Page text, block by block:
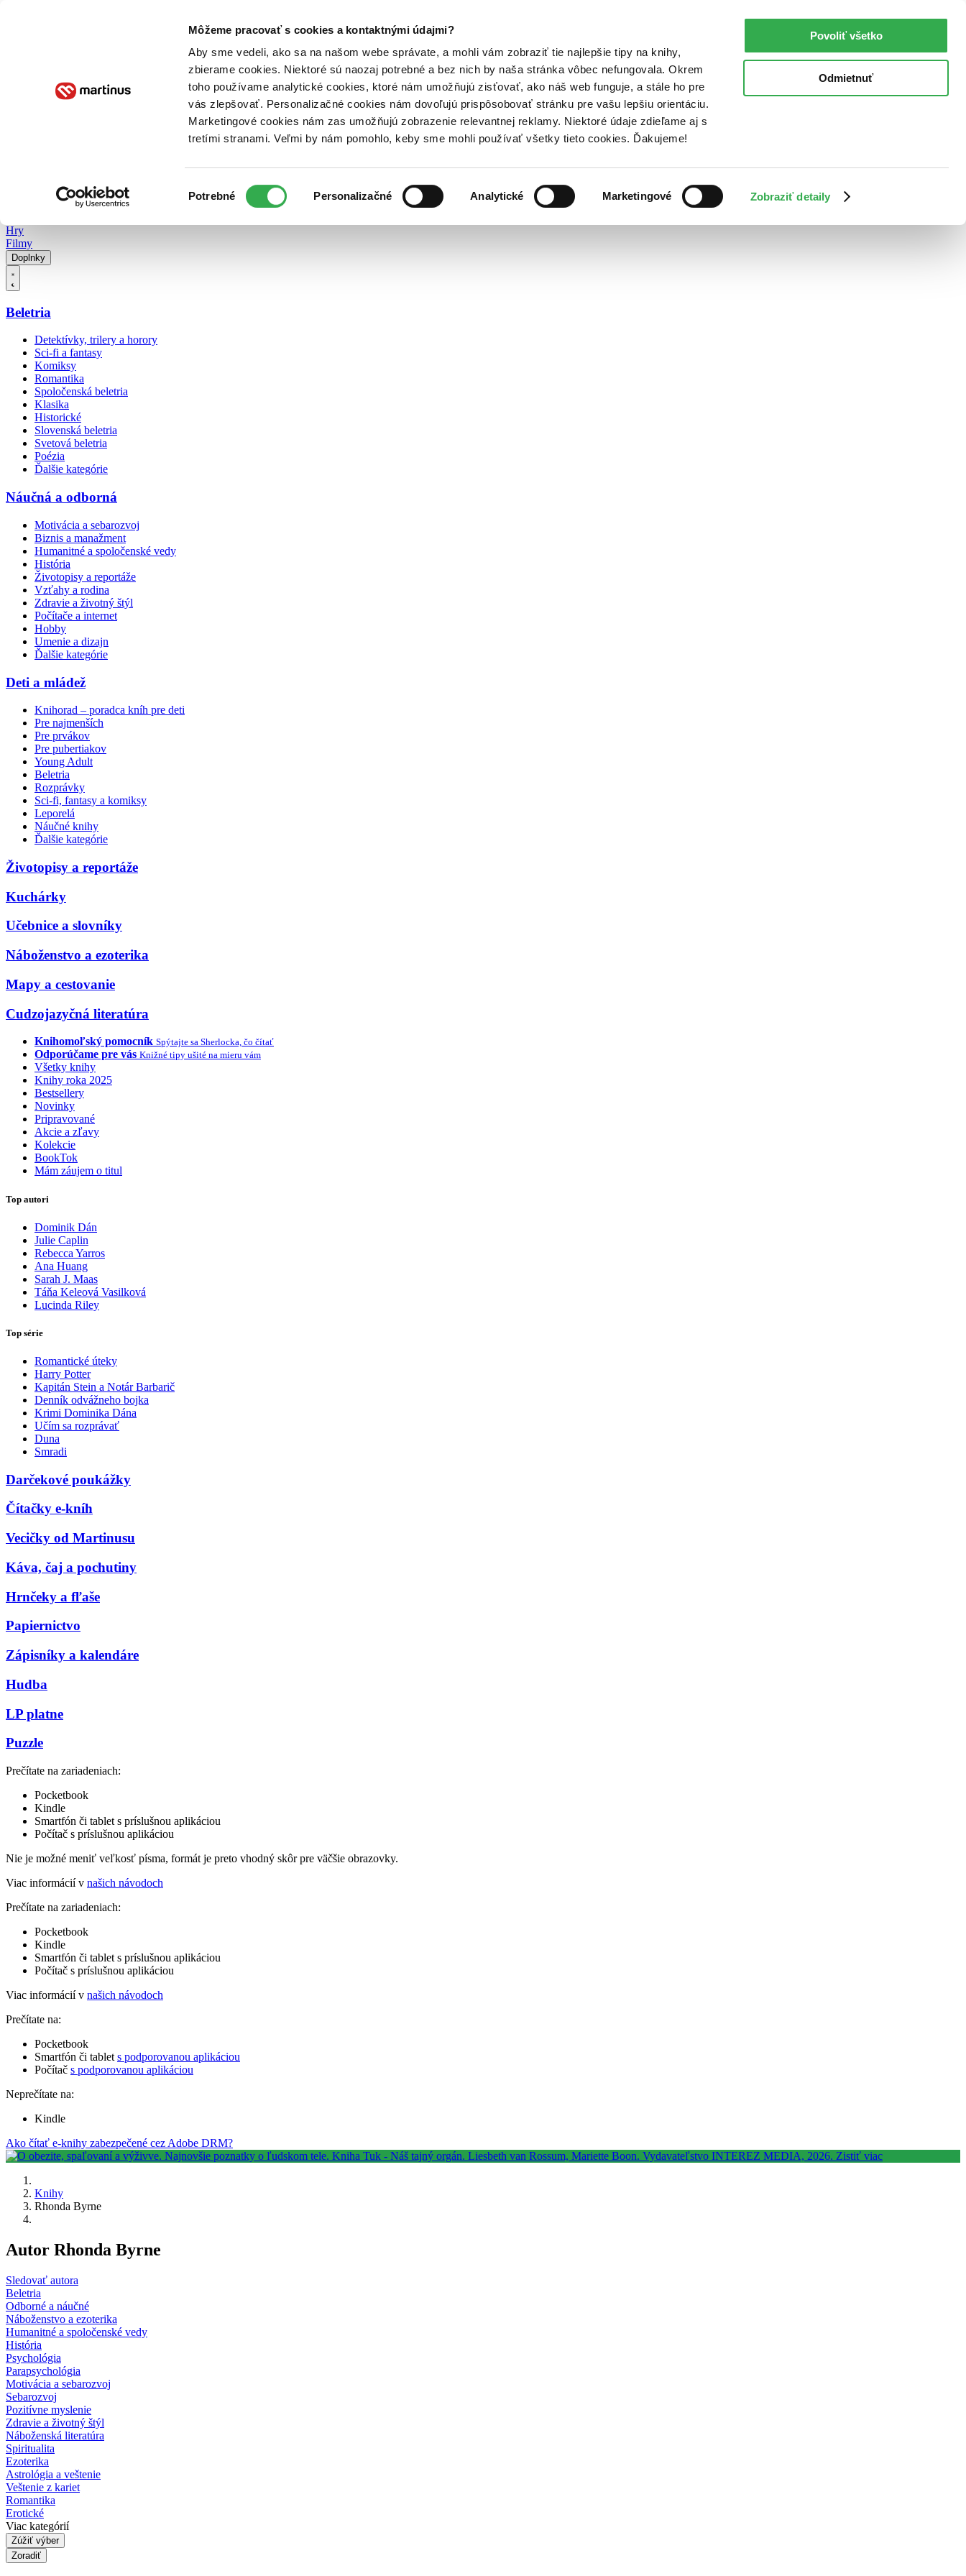
Môžeme pracovať s cookies a kontaktnými údajmi?
Aby sme vedeli, ako sa na našom webe správate, a mohli vám zobraziť tie najlepšie tipy na knihy,
zbierame cookies. Niektoré sú naozaj potrebné a bez nich by naša stránka vôbec nefungovala. Okrem
toho používame analytické cookies, ktoré nám umožňujú zisťovať, ako náš web funguje, a stále ho pre
vás zlepšovať. Personalizačné cookies nám dovoľujú prispôsobovať stránku pre vašu lepšiu orientáciu.
Marketingové cookies nám zas umožňujú zobrazenie relevantnej reklamy. Niektoré údaje zdieľame aj s
tretími stranami. Veľmi by nám pomohlo, keby sme mohli používať všetky tieto cookies. Ďakujeme!
súhlasu
Potrebné Personalizačné Analytické Marketingové Zobraziť detaily
Povoliť všetko
Odmietnuť
Poukážky Kontakt
Hry
Filmy
Doplnky
Beletria
Detektívky, trilery a horory
Sci-fi a fantasy
Komiksy
Romantika
Spoločenská beletria
Klasika
Historické
Slovenská beletria
Svetová beletria
Poézia
Ďalšie kategórie
Náučná a odborná
Motivácia a sebarozvoj
Biznis a manažment
Humanitné a spoločenské vedy
História
Životopisy a reportáže
Vzťahy a rodina
Zdravie a životný štýl
Počítače a internet
Hobby
Umenie a dizajn
Ďalšie kategórie
Deti a mládež
Knihorad – poradca kníh pre deti
Pre najmenších
Pre prvákov
Pre pubertiakov
Young Adult
Beletria
Rozprávky
Sci-fi, fantasy a komiksy
Leporelá
Náučné knihy
Ďalšie kategórie
Životopisy a reportáže
Kuchárky
Učebnice a slovníky
Náboženstvo a ezoterika
Mapy a cestovanie
Cudzojazyčná literatúra
Knihomoľský pomocník Spýtajte sa Sherlocka, čo čítať
Odporúčame pre vás Knižné tipy ušité na mieru vám
Všetky knihy
Knihy roka 2025
Bestsellery
Novinky
Pripravované
Akcie a zľavy
Kolekcie
BookTok
Mám záujem o titul
Top autori
Dominik Dán
Julie Caplin
Rebecca Yarros
Ana Huang
Sarah J. Maas
Táňa Keleová Vasilková
Lucinda Riley
Top série
Romantické úteky
Harry Potter
Kapitán Stein a Notár Barbarič
Denník odvážneho bojka
Krimi Dominika Dána
Učím sa rozprávať
Duna
Smradi
Darčekové poukážky
Čítačky e-kníh
Vecičky od Martinusu
Káva, čaj a pochutiny
Hrnčeky a fľaše
Papiernictvo
Zápisníky a kalendáre
Hudba
LP platne
Puzzle
Prečítate na zariadeniach:
Pocketbook
Kindle
Smartfón či tablet s príslušnou aplikáciou
Počítač s príslušnou aplikáciou
Nie je možné meniť veľkosť písma, formát je preto vhodný skôr pre väčšie obrazovky.
Viac informácií v našich návodoch
Prečítate na zariadeniach:
Pocketbook
Kindle
Smartfón či tablet s príslušnou aplikáciou
Počítač s príslušnou aplikáciou
Viac informácií v našich návodoch
Prečítate na:
Pocketbook
Smartfón či tablet s podporovanou aplikáciou
Počítač s podporovanou aplikáciou
Neprečítate na:
Kindle
Ako čítať e-knihy zabezpečené cez Adobe DRM?
Knihy
Rhonda Byrne
Autor Rhonda Byrne
Sledovať autora
Beletria
Odborné a náučné
Náboženstvo a ezoterika
Humanitné a spoločenské vedy
História
Psychológia
Parapsychológia
Motivácia a sebarozvoj
Sebarozvoj
Pozitívne myslenie
Zdravie a životný štýl
Náboženská literatúra
Spiritualita
Ezoterika
Astrológia a veštenie
Veštenie z kariet
Romantika
Erotické
Viac kategórií
Zúžiť výber
Zoradiť